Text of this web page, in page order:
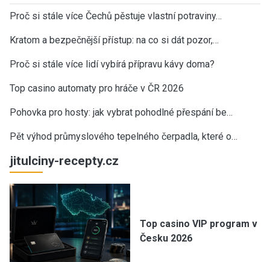
Proč si stále více Čechů pěstuje vlastní potraviny…
Kratom a bezpečnější přístup: na co si dát pozor,…
Proč si stále více lidí vybírá přípravu kávy doma?
Top casino automaty pro hráče v ČR 2026
Pohovka pro hosty: jak vybrat pohodlné přespání be…
Pět výhod průmyslového tepelného čerpadla, které o…
jitulciny-recepty.cz
Top casino VIP program v
Česku 2026